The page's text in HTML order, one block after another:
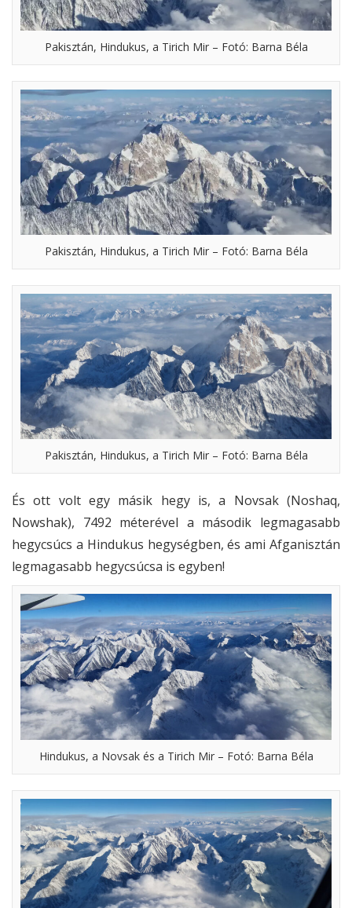
Pakisztán, Hindukus, a Tirich Mir – Fotó: Barna Béla
Pakisztán, Hindukus, a Tirich Mir – Fotó: Barna Béla
Pakisztán, Hindukus, a Tirich Mir – Fotó: Barna Béla
És ott volt egy másik hegy is, a Novsak (Noshaq,
Nowshak), 7492 méterével a második legmagasabb
hegycsúcs a Hindukus hegységben, és ami Afganisztán
legmagasabb hegycsúcsa is egyben!
Hindukus, a Novsak és a Tirich Mir – Fotó: Barna Béla